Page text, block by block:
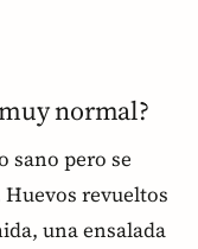
normal?
sano pero se
revueltos
una ensalada